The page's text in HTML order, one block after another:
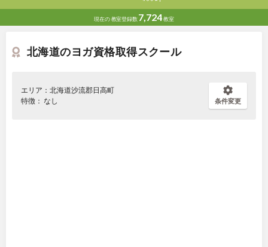
現在の教室登録数 7,724教室
北海道のヨガ資格取得スクール
エリア：北海道沙流郡日高町
特徴： なし
条件変更